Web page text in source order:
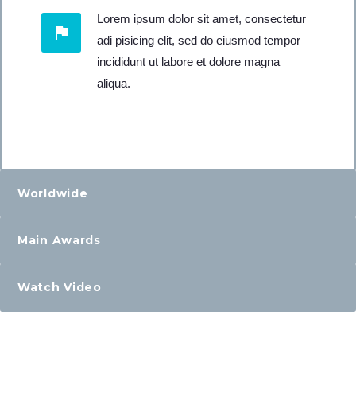
Lorem ipsum dolor sit amet, consectetur
adi pisicing elit, sed do eiusmod tempor
incididunt ut labore et dolore magna
aliqua.
Worldwide
Main Awards
Watch Video